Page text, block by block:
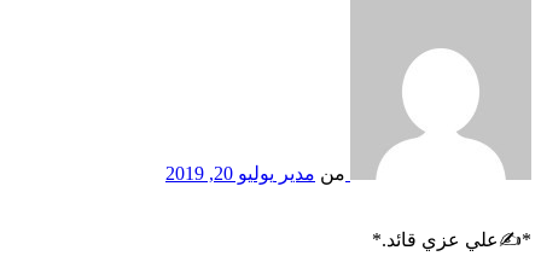
من مدير يوليو 20, 2019
*✍علي عزي قائد.*